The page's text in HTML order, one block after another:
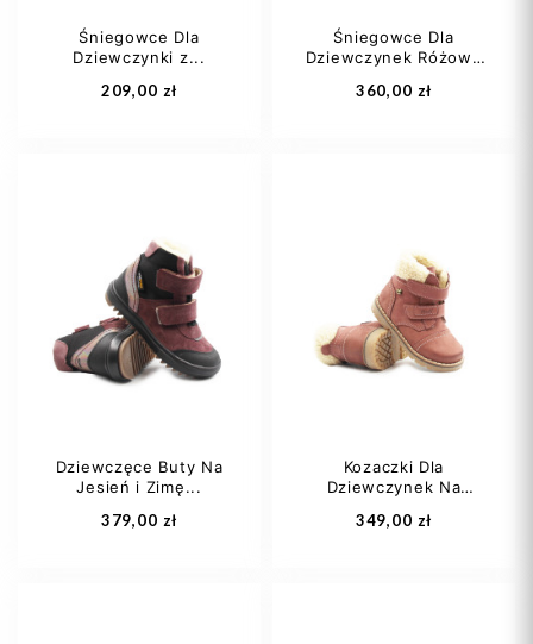
Dodaj do koszyka Dodaj do koszyka
Śniegowce Dla
Dziewczynki z...
209,00 zł
22
24
25 +3
Dodaj do koszyka
Śniegowce Dla
Dziewczynek Różowe
360,00 zł
32
Dodaj do koszyka
Dziewczęce Buty Na
Jesień i Zimę...
379,00 zł
Kozaczki Dla
Dziewczynek Na
349,00 zł